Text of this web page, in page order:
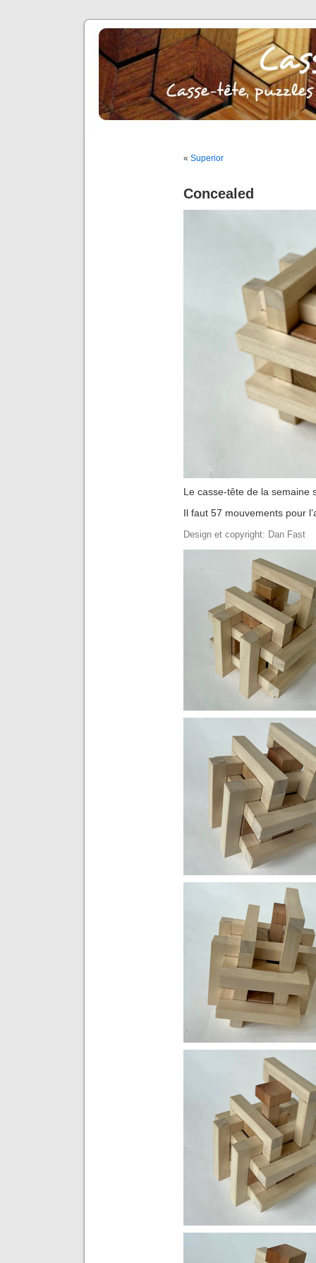
« Superior
Concealed
Le casse-tête de la semaine
Il faut 57 mouvements pour
Design et copyright: Dan Fast